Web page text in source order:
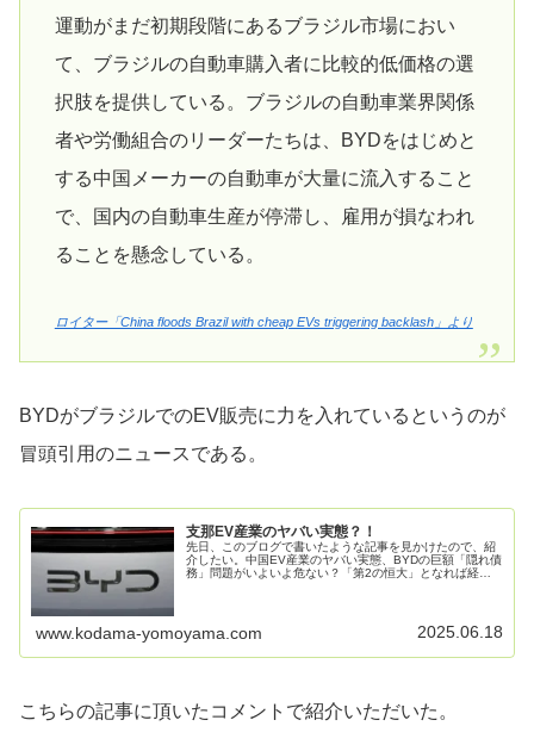
運動がまだ初期段階にあるブラジル市場におい
て、ブラジルの自動車購入者に比較的低価格の選
択肢を提供している。ブラジルの自動車業界関係
者や労働組合のリーダーたちは、BYDをはじめと
する中国メーカーの自動車が大量に流入すること
で、国内の自動車生産が停滞し、雇用が損なわれ
ることを懸念している。
ロイター「China floods Brazil with cheap EVs triggering backlash」より
BYDがブラジルでのEV販売に力を入れているというのが
冒頭引用のニュースである。
支那EV産業のヤバい実態？！
先日、このブログで書いたような記事を見かけたので、紹
介したい。中国EV産業のヤバい実態、BYDの巨額「隠れ債
務」問題がいよいよ危ない？「第2の恒大」となれば経済
www.kodama-yomoyama.com 2025.06.18
こちらの記事に頂いたコメントで紹介いただいた。